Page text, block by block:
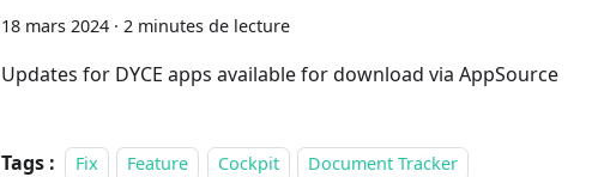
18 mars 2024 · 2 minutes de lecture
Updates for DYCE apps available for download via AppSource
Tags : Fix Feature Cockpit
Document Tracker